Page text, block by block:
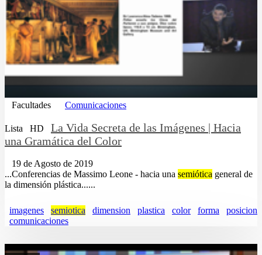
Facultades Comunicaciones
Lista HD
La Vida Secreta de las Imágenes | Hacia
una Gramática del Color
19 de Agosto de 2019
...Conferencias de Massimo Leone - hacia una semiótica general de
la dimensión plástica......
imagenes semiotica dimension plastica color forma
posicion
comunicaciones